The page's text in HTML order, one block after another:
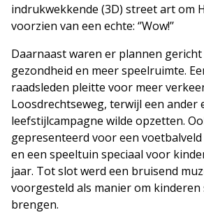
indrukwekkende (3D) street art om
voorzien van een echte: ‘’Wow!’’
Daarnaast waren er plannen
gezondheid en meer speelruimte.
raadsleden pleitte voor meer
Loosdrechtseweg, terwijl een ander
leefstijlcampagne wilde opzetten.
gepresenteerd voor een
en een speeltuin speciaal voor
jaar. Tot slot werd een bruisend
voorgesteld als manier om kinderen
brengen.